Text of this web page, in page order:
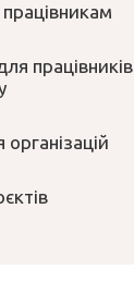
працівників